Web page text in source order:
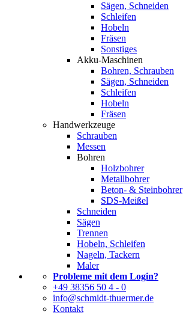
Sägen, Schneiden
Schleifen
Hobeln
Fräsen
Sonstiges
Akku-Maschinen
Bohren, Schrauben
Sägen, Schneiden
Schleifen
Hobeln
Fräsen
Handwerkzeuge
Schrauben
Messen
Bohren
Holzbohrer
Metallbohrer
Beton- & Steinbohrer
SDS-Meißel
Schneiden
Sägen
Trennen
Hobeln, Schleifen
Nageln, Tackern
Maler
Probleme mit dem Login?
+49 38356 50 4 - 0
info@schmidt-thuermer.de
Kontakt